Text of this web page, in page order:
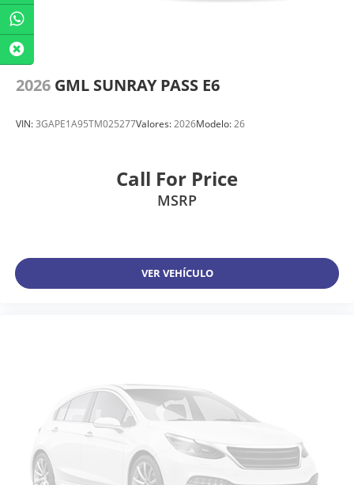
2026 GML SUNRAY PASS E6
VIN:3GAPE1A95TM025277Valores:2026Modelo:26
Call For Price
MSRP
VER VEHÍCULO